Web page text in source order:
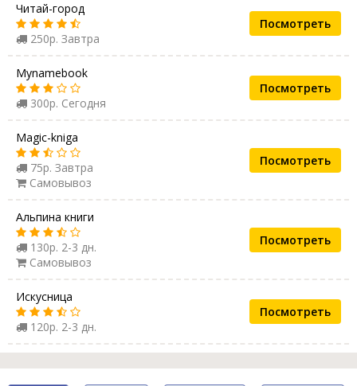
Читай-город
250р. Завтра
Посмотреть
Mynamebook
300р. Сегодня
Посмотреть
Magic-kniga
75р. Завтра
Самовывоз
Посмотреть
Альпина книги
130р. 2-3 дн.
Самовывоз
Посмотреть
Искусница
120р. 2-3 дн.
Посмотреть